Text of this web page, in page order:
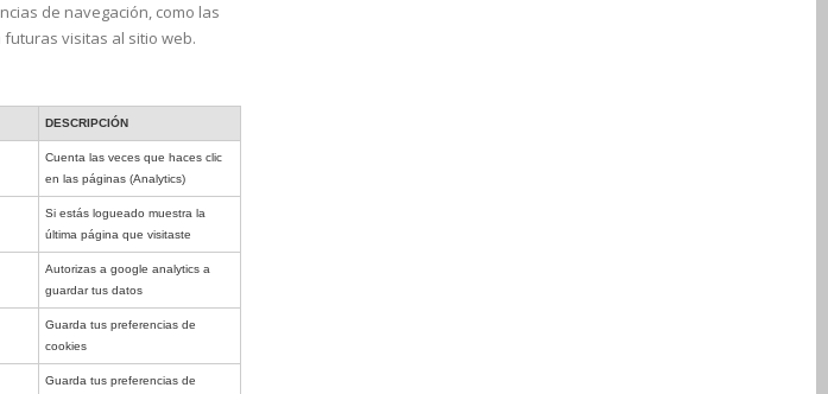
de navegación, como las
visitas al sitio web.
DESCRIPCIÓN
Cuenta las veces que haces clic
en las páginas (Analytics)
Si estás logueado muestra la
última página que visitaste
Autorizas a google analytics a
guardar tus datos
Guarda tus preferencias de
cookies
Guarda tus preferencias de